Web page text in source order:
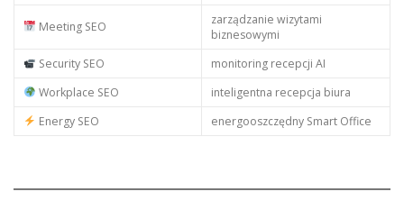
Meeting SEO
zarządzanie wizytami
biznesowymi
Security SEO
monitoring recepcji AI
Workplace SEO
inteligentna recepcja biura
Energy SEO
energooszczędny Smart Office